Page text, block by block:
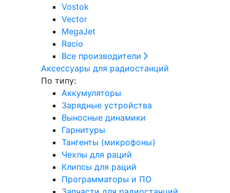
Vostok
Vector
MegaJet
Racio
Все производители
Аксессуары для радиостанций
По типу:
Аккумуляторы
Зарядные устройства
Выносные динамики
Гарнитуры
Тангенты (микрофоны)
Чехлы для раций
Клипсы для раций
Программаторы и ПО